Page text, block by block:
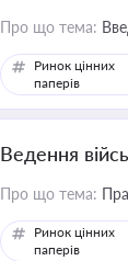
Про що тема:
Ринок цінних
паперів
Ведення
Про що тема:
Ринок цінних
паперів